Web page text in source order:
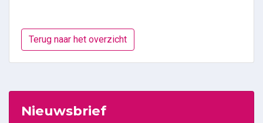
Terug naar het overzicht
Nieuwsbrief